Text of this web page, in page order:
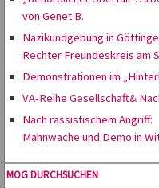
von Genet B.
Nazikundgebung in
Rechter Freundeskreis am
Demonstrationen im
VA-Reihe Gesellschaft&
Nach rassistischem Angriff:
Mahnwache und Demo in
MOG DURCHSUCHEN